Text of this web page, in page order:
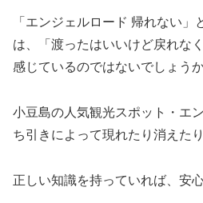
「エンジェルロード 帰れない」
は、「渡ったはいいけど戻れな
感じているのではないでしょうか
小豆島の人気観光スポット・エ
ち引きによって現れたり消えたり
正しい知識を持っていれば、安